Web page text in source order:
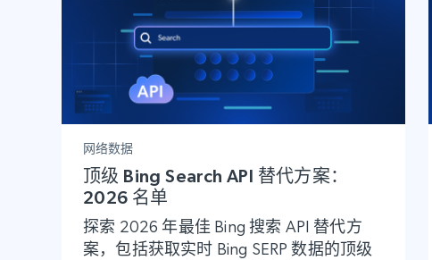
网络数据
顶级 Bing Search API 替代方案：
2026 名单
探索 2026 年最佳 Bing 搜索 API 替代方
案，包括获取实时 Bing SERP 数据的顶级